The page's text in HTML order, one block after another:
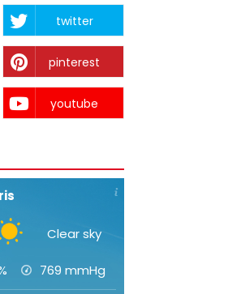
twitter
pinterest
youtube
Clear sky
769 mmHg